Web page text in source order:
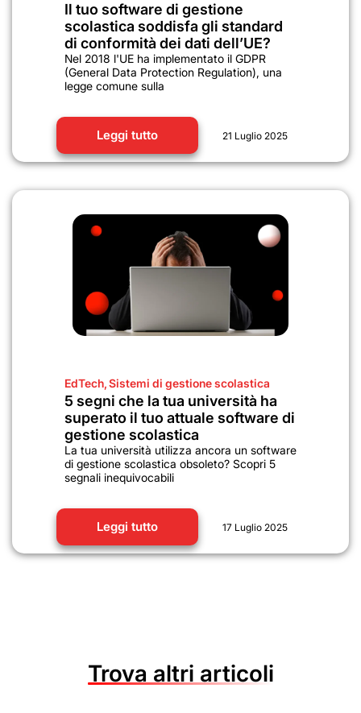
Il tuo software di gestione
scolastica soddisfa gli standard
di conformità dei dati dell’UE?
Nel 2018 l'UE ha implementato il GDPR
(General Data Protection Regulation), una
legge comune sulla
Leggi tutto 21 Luglio 2025
EdTech,Sistemi di gestione scolastica
5 segni che la tua università ha
superato il tuo attuale software di
gestione scolastica
La tua università utilizza ancora un software
di gestione scolastica obsoleto? Scopri 5
segnali inequivocabili
Leggi tutto 17 Luglio 2025
Trova altri articoli